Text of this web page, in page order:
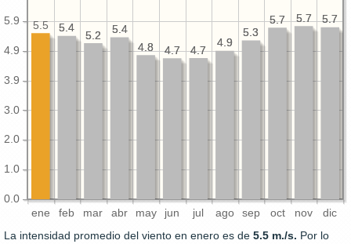
ene feb mar abr may jun jul ago sep oct nov dic
0.0
1.0
2.0
3.0
3.9
4.9
5.9 5.7
5.7
5.7
5.3
4.9
4.7
4.7
4.8
5.4
5.2
5.4
5.7
5.7
5.7
5.3
4.9
4.7
4.7
4.8
5.4
5.2
5.4
5.5
La intensidad promedio del viento en enero es de 5.5 m./s. Por lo